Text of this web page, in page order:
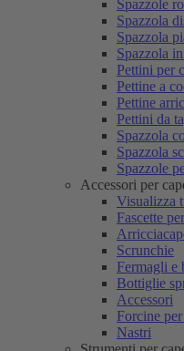
Spazzole
Spazzola
Spazzola
Spazzola
Pettini per
Pettine a
Pettine
Pettini da
Spazzola
Spazzola
Spazzole
Accessori per
Visualizza
Fascette
Scrunchie
Fermagli e
Bottiglie
Accessori
Forcine
Nastri